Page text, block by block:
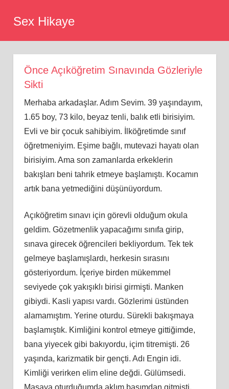
Sex Hikaye
Önce Açıköğretim Sınavında Gözleriyle
Sikti
Merhaba arkadaşlar. Adım Sevim. 39 yaşındayım,
1.65 boy, 73 kilo, beyaz tenli, balık etli birisiyim.
Evli ve bir çocuk sahibiyim. İlköğretimde sınıf
öğretmeniyim. Eşime bağlı, mutevazi hayatı olan
birisiyim. Ama son zamanlarda erkeklerin
bakışları beni tahrik etmeye başlamıştı. Kocamın
artık bana yetmediğini düşünüyordum.
Açıköğretim sınavı için görevli olduğum okula
geldim. Gözetmenlik yapacağımı sınıfa girip,
sınava girecek öğrencileri bekliyordum. Tek tek
gelmeye başlamışlardı, herkesin sırasını
gösteriyordum. İçeriye birden mükemmel
seviyede çok yakışıklı birisi girmişti. Manken
gibiydi. Kasli yapısı vardı. Gözlerimi üstünden
alamamıştım. Yerine oturdu. Sürekli bakışmaya
başlamıştık. Kimliğini kontrol etmeye gittiğimde,
bana yiyecek gibi bakıyordu, içim titremişti. 26
yaşında, karizmatik bir gençti. Adı Engin idi.
Kimliği verirken elim eline değdi. Gülümsedi.
Masaya oturduğumda aklım başımdan gitmişti.